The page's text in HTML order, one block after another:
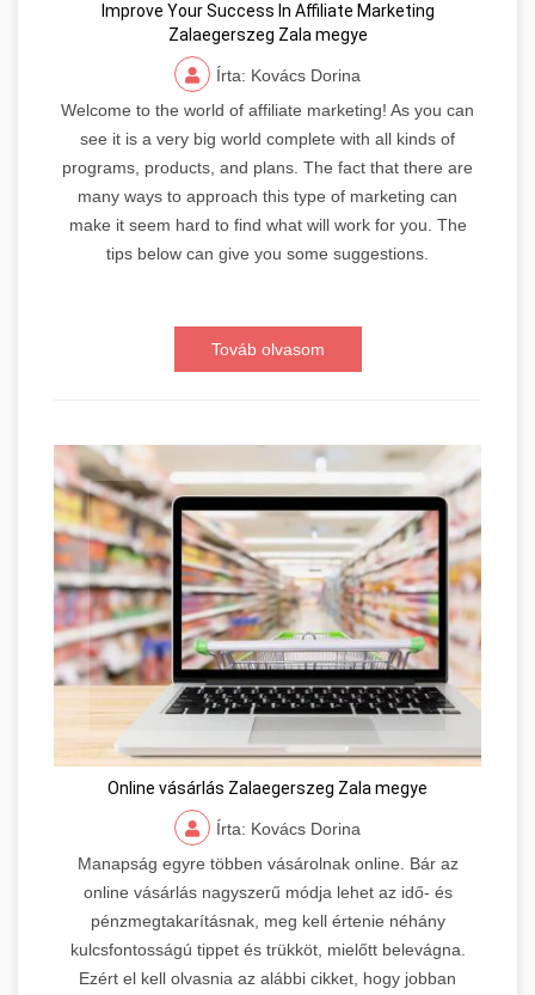
Improve Your Success In Affiliate Marketing
Zalaegerszeg Zala megye
Írta: Kovács Dorina
Welcome to the world of affiliate marketing! As you can
see it is a very big world complete with all kinds of
programs, products, and plans. The fact that there are
many ways to approach this type of marketing can
make it seem hard to find what will work for you. The
tips below can give you some suggestions.
Továb olvasom
Online vásárlás Zalaegerszeg Zala megye
Írta: Kovács Dorina
Manapság egyre többen vásárolnak online. Bár az
online vásárlás nagyszerű módja lehet az idő- és
pénzmegtakarításnak, meg kell értenie néhány
kulcsfontosságú tippet és trükköt, mielőtt belevágna.
Ezért el kell olvasnia az alábbi cikket, hogy jobban